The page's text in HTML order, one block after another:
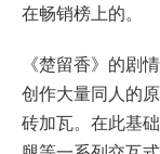
在畅销榜上的。
《楚留香》的剧
创作大量同人的
砖加瓦。在此基